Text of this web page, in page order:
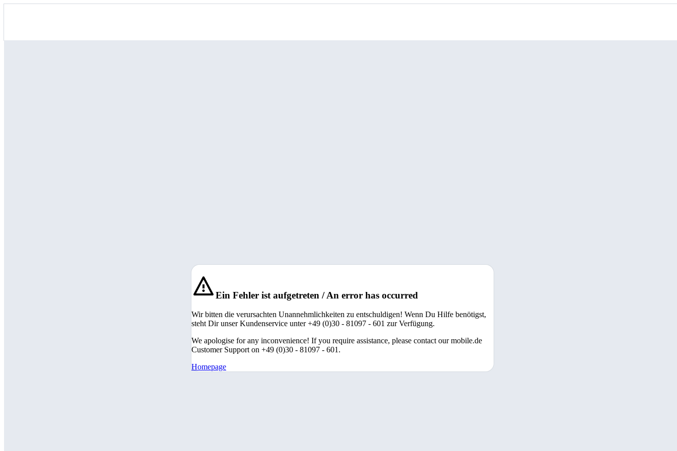
Ein Fehler ist aufgetreten / An error has occurred
Wir bitten die verursachten Unannehmlichkeiten zu entschuldigen! Wenn Du Hilfe benötigst,
steht Dir unser Kundenservice unter +49 (0)30 - 81097 - 601 zur Verfügung.
We apologise for any inconvenience! If you require assistance, please contact our mobile.de
Customer Support on +49 (0)30 - 81097 - 601.
Homepage